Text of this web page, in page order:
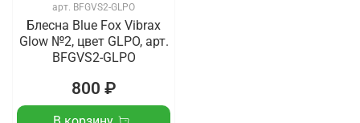
арт. BFGVS2-GLPO
Блесна Blue Fox Vibrax
Glow №2, цвет GLPO, арт.
BFGVS2-GLPO
800 ₽